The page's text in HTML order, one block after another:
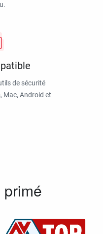
de sécurité
Mac, Android et